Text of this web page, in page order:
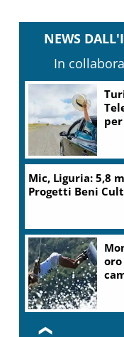
NEWS
In
Mic, Liguria: 5,8
Progetti Beni
❮